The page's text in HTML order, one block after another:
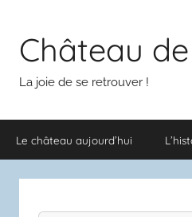
contenuChâteau
La joie de se retrouver !
Le château aujourd’hui